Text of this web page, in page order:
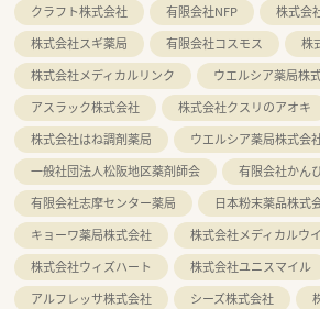
クラフト株式会社 有限会社NFP
株式会
株式会社スギ薬局
有限会社コスモス
株
株式会社メディカルリンク
ウエルシア薬局株
アスラック株式会社
株式会社クスリのアオキ
株式会社はね調剤薬局
ウエルシア薬局株式会
一般社団法人松阪地区薬剤師会
有限会社かん
有限会社志摩センター薬局
日本粉末薬品株式
キョーワ薬局株式会社
株式会社メディカルウ
株式会社ウィズハート
株式会社ユニスマイル
アルフレッサ株式会社
シーズ株式会社